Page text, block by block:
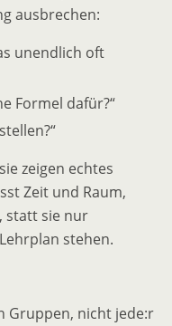
ausbrechen:
unendlich oft
Formel dafür?“
zeigen echtes
Zeit und Raum,
statt sie nur
stehen.
Gruppen, nicht jede:r